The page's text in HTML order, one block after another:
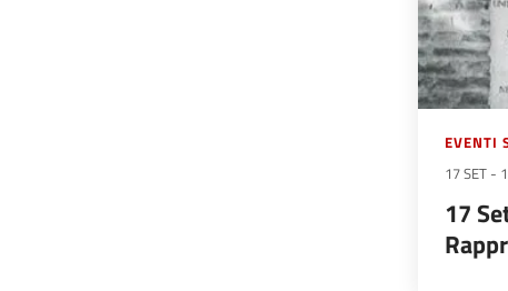
EVENTI
17 SET -
17